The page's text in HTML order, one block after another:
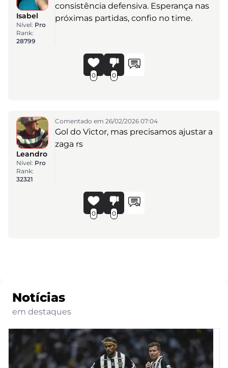
Isabel
Nível: Pro
Rank:
28799
consistência defensiva. Esperança nas
próximas partidas, confio no time.
0 0
Leandro
Nível: Pro
Rank:
32321
Comentado em 26/02/2026 07:04
Gol do Victor, mas precisamos ajustar a
zaga rs
0 0
Notícias
em destaques